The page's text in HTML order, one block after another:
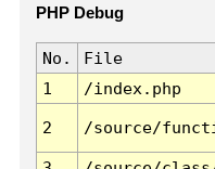
PHP Debug
No. File
1
/index.php
2 /source/